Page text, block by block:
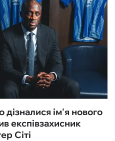
дізналися ім'я нового
експівзахисник
Сіті